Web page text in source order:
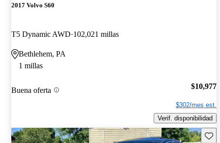
2017 Volvo S60
T5 Dynamic AWD 102,021 millas
Bethlehem, PA
1 millas
Buena oferta $10,977
$302/mes est.
Verif. disponibilidad